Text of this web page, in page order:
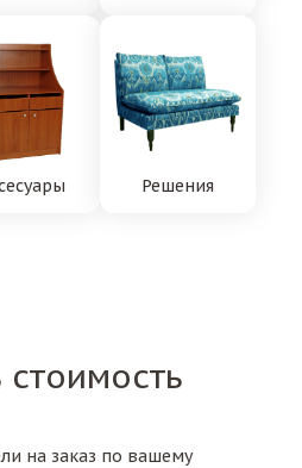
Решения
стоимость
на заказ по вашему